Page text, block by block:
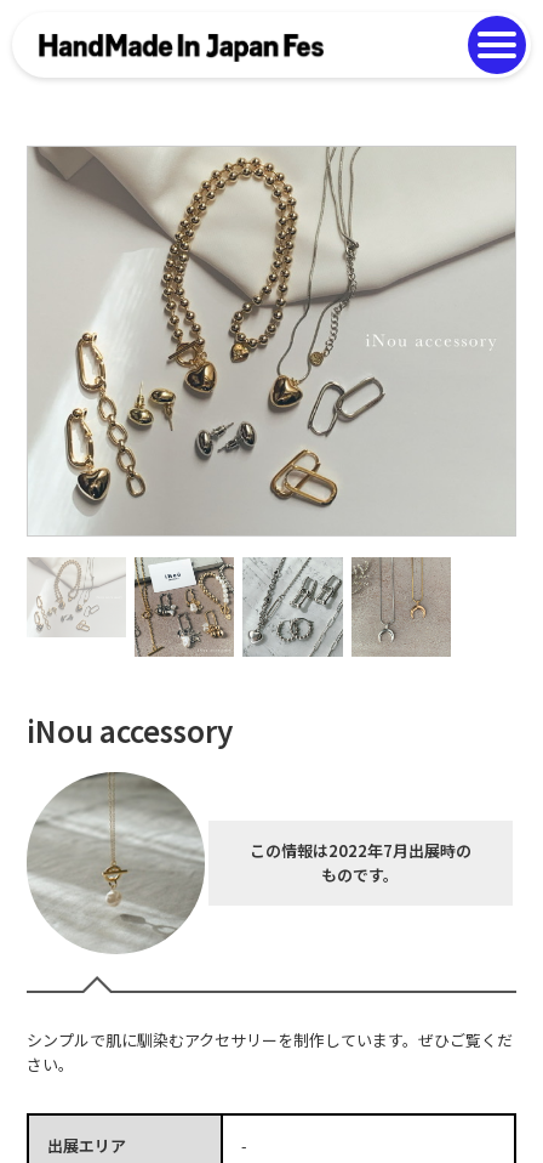
Photo Gallery
EN 中文
iNou accessory
この情報は2022年7月出展時の
ものです。
シンプルで肌に馴染むアクセサリーを制作しています。ぜひご覧くだ
さい。
出展エリア -